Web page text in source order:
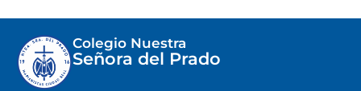
Colegio Nuestra
Señora del Prado